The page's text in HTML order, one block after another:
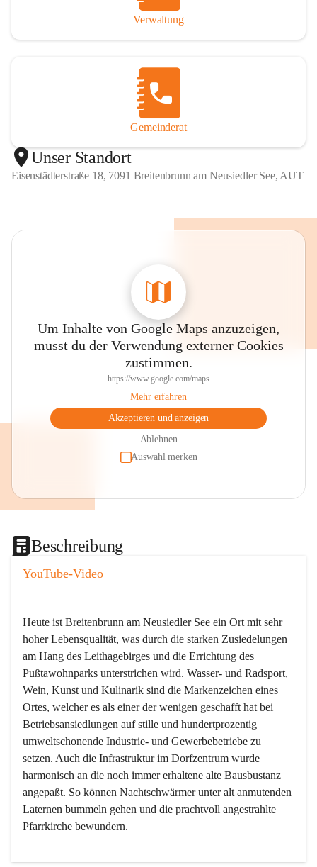
Verwaltung
Gemeinderat
Unser Standort
Eisenstädterstraße 18, 7091 Breitenbrunn am Neusiedler See, AUT
Um Inhalte von Google Maps anzuzeigen,
musst du der Verwendung externer Cookies
zustimmen.
https://www.google.com/maps
Mehr erfahren
Akzeptieren und anzeigen
Ablehnen
Auswahl merken
Beschreibung
YouTube-Video
Heute ist Breitenbrunn am Neusiedler See ein Ort mit sehr
hoher Lebensqualität, was durch die starken Zusiedelungen
am Hang des Leithagebirges und die Errichtung des
Pußtawohnparks unterstrichen wird. Wasser- und Radsport,
Wein, Kunst und Kulinarik sind die Markenzeichen eines
Ortes, welcher es als einer der wenigen geschafft hat bei
Betriebsansiedlungen auf stille und hundertprozentig
umweltschonende Industrie- und Gewerbebetriebe zu
setzen. Auch die Infrastruktur im Dorfzentrum wurde
harmonisch an die noch immer erhaltene alte Bausbustanz
angepaßt. So können Nachtschwärmer unter alt anmutenden
Laternen bummeln gehen und die prachtvoll angestrahlte
Pfarrkirche bewundern.
Der Weinbau dominert heute nicht mehr, ist aber integrativer